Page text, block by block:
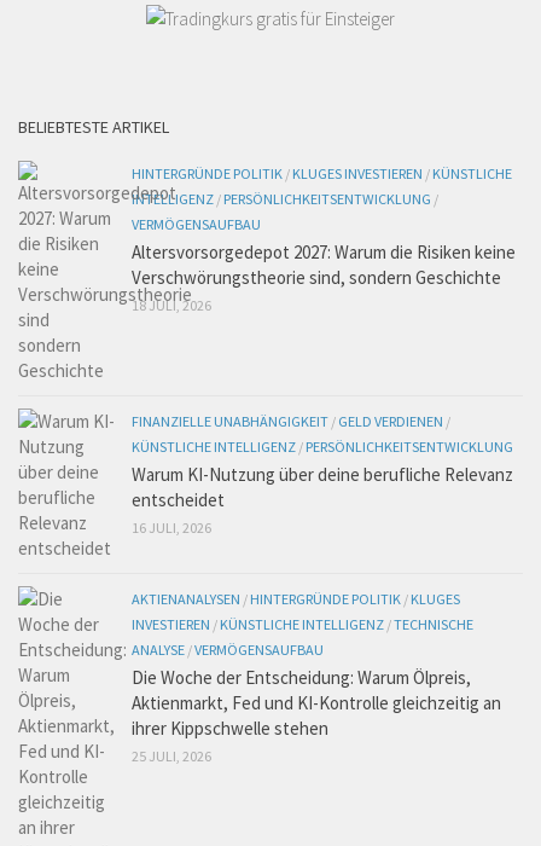
BELIEBTESTE ARTIKEL
HINTERGRÜNDE POLITIK / KLUGES INVESTIEREN / KÜNSTLICHE
INTELLIGENZ / PERSÖNLICHKEITSENTWICKLUNG /
VERMÖGENSAUFBAU
Altersvorsorgedepot 2027: Warum die Risiken keine
Verschwörungstheorie sind, sondern Geschichte
18 JULI, 2026
FINANZIELLE UNABHÄNGIGKEIT / GELD VERDIENEN /
KÜNSTLICHE INTELLIGENZ / PERSÖNLICHKEITSENTWICKLUNG
Warum KI-Nutzung über deine berufliche Relevanz
entscheidet
16 JULI, 2026
AKTIENANALYSEN / HINTERGRÜNDE POLITIK / KLUGES
INVESTIEREN / KÜNSTLICHE INTELLIGENZ /TECHNISCHE
ANALYSE /VERMÖGENSAUFBAU
Die Woche der Entscheidung: Warum Ölpreis,
Aktienmarkt, Fed und KI-Kontrolle gleichzeitig an
ihrer Kippschwelle stehen
25 JULI, 2026